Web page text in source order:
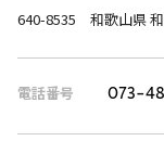
640-8535 和歌山県
電話番号 073-